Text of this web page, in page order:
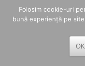
Premii oferite de
Bacalaureatului din
CELE MAI
Folosim cookie-uri
bună experiență pe
OK